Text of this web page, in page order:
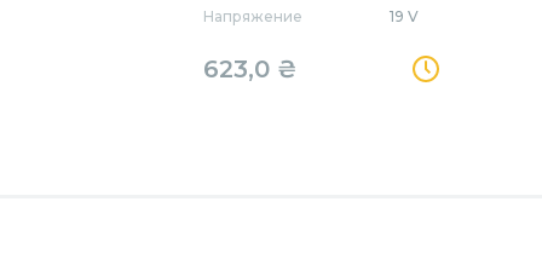
Напряжение
19 V
623,0 ₴